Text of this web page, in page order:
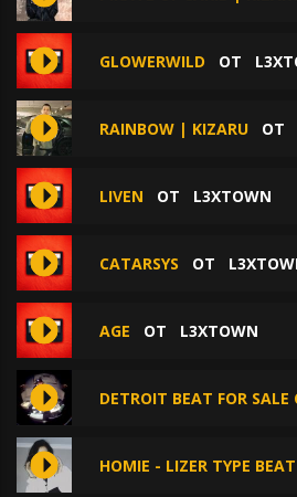
GLOWERWILD ОТ
RAINBOW | KIZARU ОТ
LIVEN ОТ L3XTOWN
CATARSYS ОТ
AGE ОТ L3XTOWN
DETROIT BEAT FOR
HOMIE - LIZER TYPE BEAT